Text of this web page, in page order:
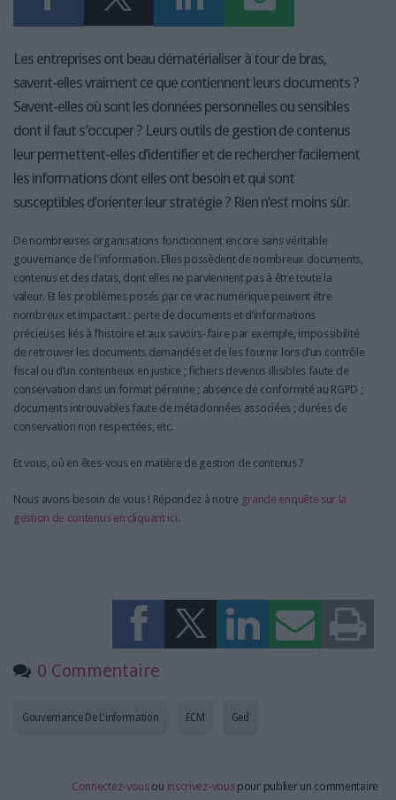
Les entreprises ont beau dématérialiser à tour de bras,
savent-elles vraiment ce que contiennent leurs documents ?
Savent-elles où sont les données personnelles ou sensibles
dont il faut s’occuper ? Leurs outils de gestion de contenus
leur permettent-elles d’identifier et de rechercher facilement
les informations dont elles ont besoin et qui sont
susceptibles d’orienter leur stratégie ? Rien n’est moins sûr.
De nombreuses organisations fonctionnent encore sans véritable
gouvernance de l'information. Elles possèdent de nombreux documents,
contenus et des datas, dont elles ne parviennent pas à être toute la
valeur. Et les problèmes posés par ce vrac numérique peuvent être
nombreux et impactant : perte de documents et d’informations
précieuses liés à l’histoire et aux savoirs-faire par exemple, impossibilité
de retrouver les documents demandés et de les fournir lors d’un contrôle
fiscal ou d’un contentieux en justice ; fichiers devenus illisibles faute de
conservation dans un format pérenne ; absence de conformité au RGPD ;
documents introuvables faute de métadonnées associées ; durées de
conservation non respectées, etc.
Et vous, où en êtes-vous en matière de gestion de contenus ?
Nous avons besoin de vous ! Répondez à notre grande enquête sur la
gestion de contenus en cliquant ici.
0 Commentaire
Ged
ECM
Gouvernance De L'information
Connectez-vous ou inscrivez-vous pour publier un commentaire